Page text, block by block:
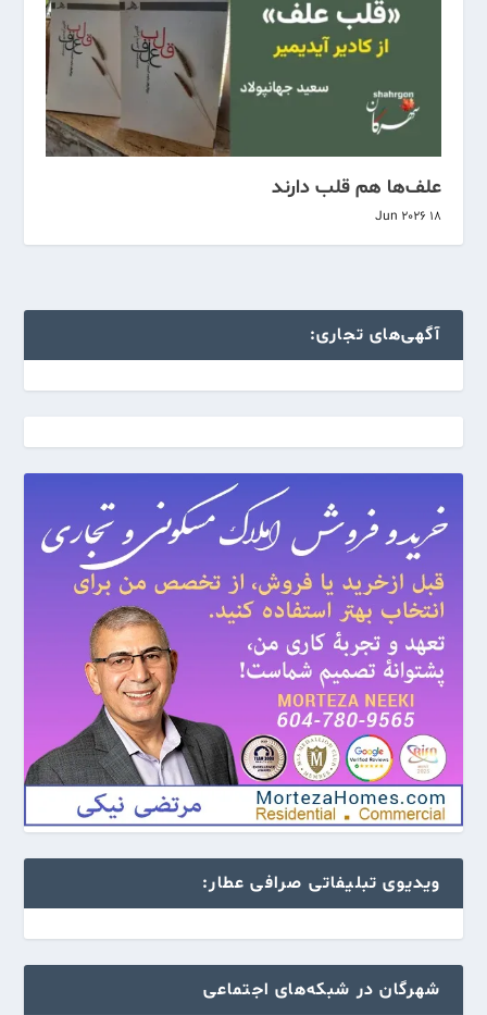
علف‌ها هم قلب دارند
18 Jun 2026
آگهی‌های تجاری:
ویدیوی تبلیفاتی صرافی عطار:
شهرگان در شبکه‌های اجتماعی